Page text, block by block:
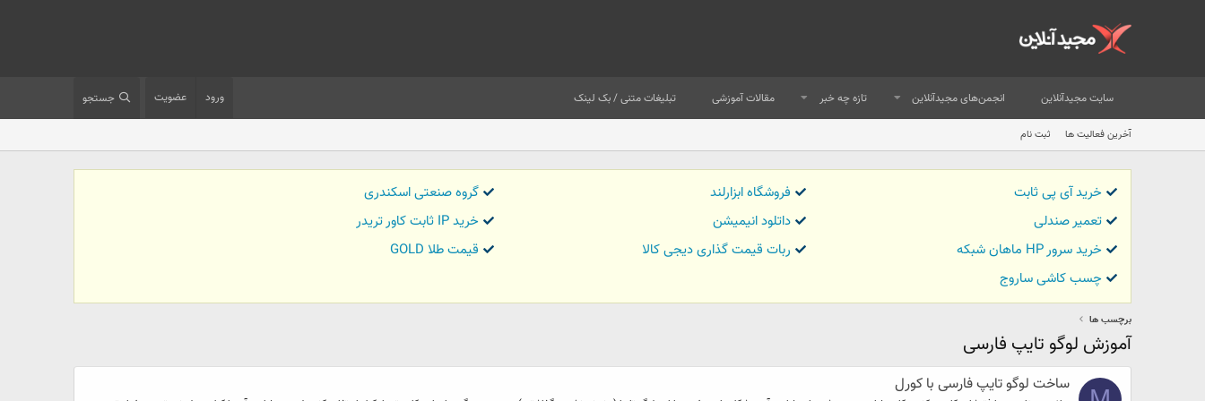
سایت مجیدآنلاین انجمن‌های مجیدآنلاین تازه چه خبر مقالات آموزشی تبلیغات متنی / بک لینک ورود عضویت جستجو
آخرین فعالیت ها ثبت نام
خرید آی پی ثابت فروشگاه ابزارلند
گروه صنعتی اسکندری
تعمیر صندلی
داتلود انیمیشن
خرید IP ثابت کاور تریدر
خرید سرور HP ماهان شبکه
ربات قیمت گذاری دیجی کالا
قیمت طلا GOLD
چسب کاشی ساروج
برچسب ها
آموزش لوگو تایپ فارسی
ساخت لوگو تایپ فارسی با کورل